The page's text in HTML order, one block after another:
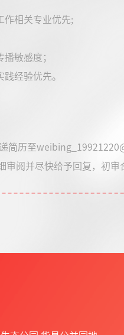
作相关专业优先;
敏感度；
经验优先。
简历至
阅并尽快给予回复，初审